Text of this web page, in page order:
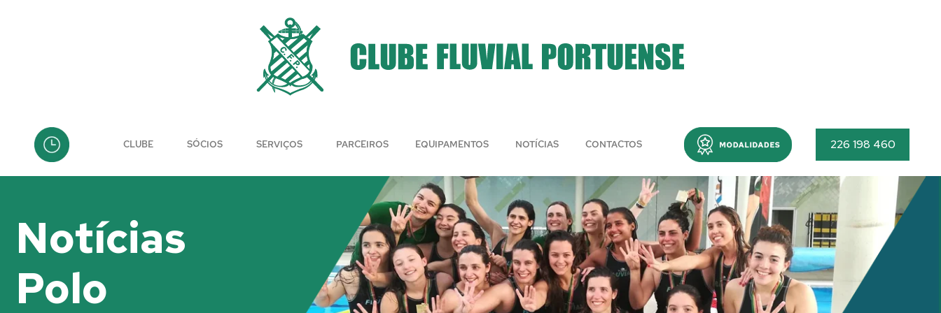
CLUBE SÓCIOS SERVIÇOS PARCEIROS EQUIPAMENTOS NOTÍCIAS CONTACTOS Menu 226 198 460
Notícias
Polo